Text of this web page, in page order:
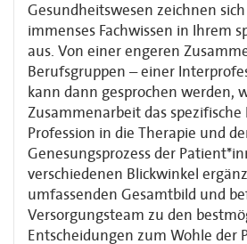
Gesundheitswesen zeichnen
immenses Fachwissen in Ihrem
aus. Von einer engeren
Berufsgruppen – einer
kann dann gesprochen werden,
Zusammenarbeit das spezifische
Profession in die Therapie und
Genesungsprozess der
verschiedenen Blickwinkel
umfassenden Gesamtbild und
Versorgungsteam zu den
Entscheidungen zum Wohle der